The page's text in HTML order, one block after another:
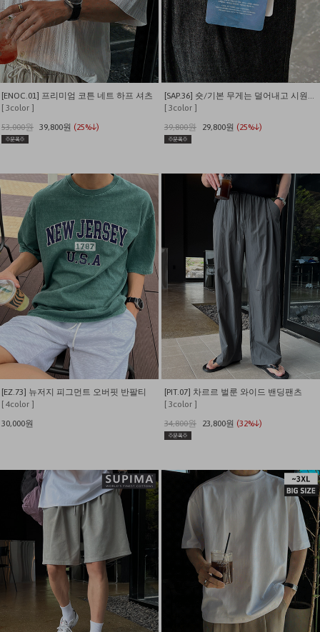
[ENOC.01] 프리미엄 코튼 네트 하프 셔츠
[ 3color ]
53,000원 39,800원 (25%↓)
[ 3color ]
39,800원
29,800원 (25%↓)
[EZ.73] 뉴저지 피그먼트 오버핏 반팔티
[ 4color ]
30,000원
[PIT.07] 차르르 벌룬 와이드 밴딩팬츠
[ 3color ]
34,800원
23,800원 (32%↓)